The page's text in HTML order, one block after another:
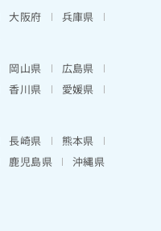
大阪府
兵庫県
岡山県
広島県
香川県
愛媛県
長崎県
熊本県
鹿児島県 沖縄県